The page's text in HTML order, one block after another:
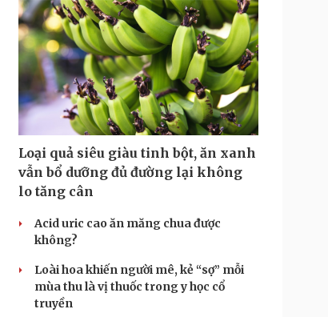
Loại quả siêu giàu tinh bột, ăn xanh
vẫn bổ dưỡng đủ đường lại không
lo tăng cân
Acid uric cao ăn măng chua được
không?
Loài hoa khiến người mê, kẻ “sợ” mỗi
mùa thu là vị thuốc trong y học cổ
truyền